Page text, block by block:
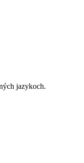
jazykoch.